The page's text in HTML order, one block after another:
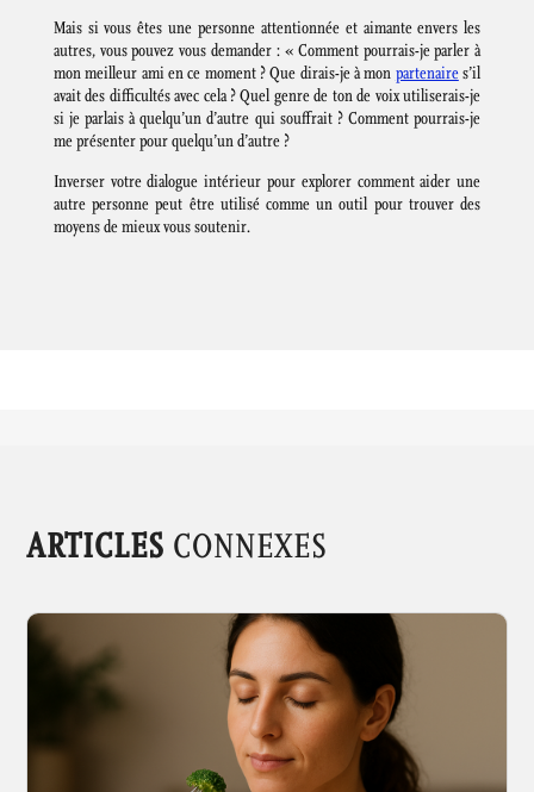
Mais si vous êtes une personne attentionnée et aimante envers les
autres, vous pouvez vous demander : « Comment pourrais-je parler à
mon meilleur ami en ce moment ? Que dirais-je à mon partenaires’il
avait des difficultés avec cela ? Quel genre de ton de voix utiliserais-je
si je parlais à quelqu’un d’autre qui souffrait ? Comment pourrais-je
me présenter pour quelqu’un d’autre ?
Inverser votre dialogue intérieur pour explorer comment aider une
autre personne peut être utilisé comme un outil pour trouver des
moyens de mieux vous soutenir.
ARTICLES CONNEXES